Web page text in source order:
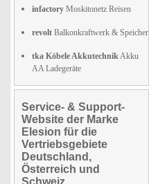
infactory Moskitonetz Reisen
revolt Balkonkraftwerk & Speicher
tka Köbele AkkutechnikAkku
AA Ladegeräte
Service- & Support-
Website der Marke
Elesion für die
Vertriebsgebiete
Deutschland,
Österreich und
Schweiz